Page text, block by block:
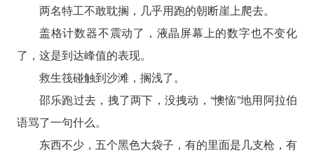
两名特工不敢耽搁，几乎用跑的朝断崖上爬去。
盖格计数器不震动了，液晶屏幕上的数字也不变化
了，这是到达峰值的表现。
救生筏碰触到沙滩，搁浅了。
邵乐跑过去，拽了两下，没拽动，“懊恼”地用阿拉伯
语骂了一句什么。
东西不少，五个黑色大袋子，有的里面是几支枪，有